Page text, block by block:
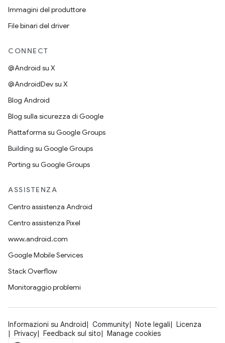
Immagini del produttore
File binari del driver
CONNECT
@Android su X
@AndroidDev su X
Blog Android
Blog sulla sicurezza di Google
Piattaforma su Google Groups
Building su Google Groups
Porting su Google Groups
ASSISTENZA
Centro assistenza Android
Centro assistenza Pixel
www.android.com
Google Mobile Services
Stack Overflow
Monitoraggio problemi
Informazioni su Android Community Note legali
Licenza
Privacy
Feedback sul sito Manage cookies